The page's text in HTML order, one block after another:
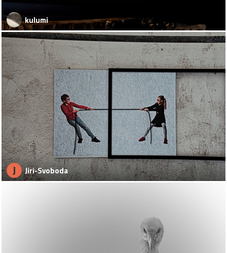
kulumi
J Jiri-Svoboda